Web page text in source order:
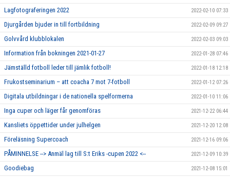
Lagfotograferingen 2022 2022-02-10 07:33
Djurgården bjuder in till fortbildning 2022-02-09 09:27
Golvvård klubblokalen 2022-02-03 09:03
Information från bokningen 2021-01-27 2022-01-28 07:46
Jämställd fotboll leder till jämlik fotboll! 2022-01-18 12:18
Frukostseminarium – att coacha 7 mot 7-fotboll 2022-01-12 07:26
Digitala utbildningar i de nationella spelformerna 2022-01-10 11:06
Inga cuper och läger får genomföras 2021-12-22 06:44
Kansliets öppettider under julhelgen 2021-12-20 12:08
Föreläsning Supercoach 2021-12-16 09:06
PÅMINNELSE --> Anmäl lag till S:t Eriks -cupen 2022 <-- 2021-12-09 10:39
Goodiebag 2021-12-08 15:01